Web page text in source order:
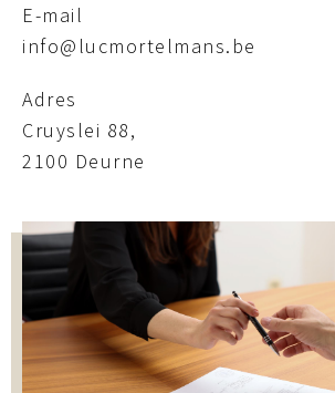
E-mail
info@lucmortelmans.be
Adres
Cruyslei 88,
2100 Deurne